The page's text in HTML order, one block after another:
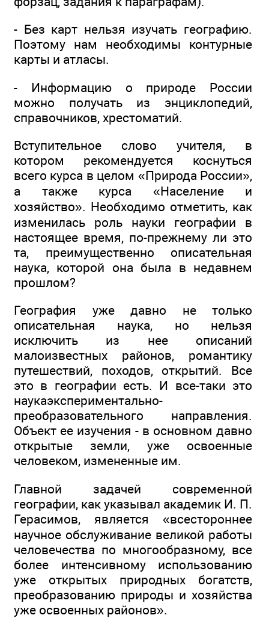
- Без карт нельзя изучать географию.
Поэтому нам необходимы контурные
карты и атласы.
- Информацию о природе России
можно получать из энциклопедий,
справочников, хрестоматий.
Вступительное слово учителя, в
котором рекомендуется коснуться
всего курса в целом «Природа России»,
а также курса «Население и
хозяйство». Необходимо отметить, как
изменилась роль науки географии в
настоящее время, по-прежнему ли это
та, преимущественно описательная
наука, которой она была в недавнем
прошлом?
География уже давно не только
описательная наука, но нельзя
исключить из нее описаний
малоизвестных районов, романтику
путешествий, походов, открытий. Все
это в географии есть. И все-таки это
наукаэкспериментально-
преобразовательного направления.
Объект ее изучения - в основном давно
открытые земли, уже освоенные
человеком, измененные им.
Главной задачей современной
географии, как указывал академик И. П.
Герасимов, является «всестороннее
научное обслуживание великой работы
человечества по многообразному, все
более интенсивному использованию
уже открытых природных богатств,
преобразованию природы и хозяйства
уже освоенных районов».